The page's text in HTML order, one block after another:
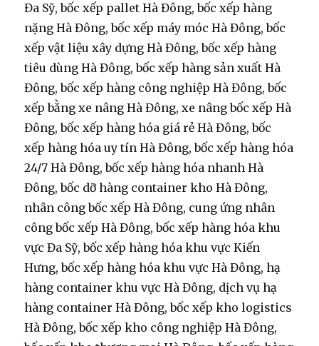
Đa Sỹ, bốc xếp pallet Hà Đông, bốc xếp hàng
nặng Hà Đông, bốc xếp máy móc Hà Đông, bốc
xếp vật liệu xây dựng Hà Đông, bốc xếp hàng
tiêu dùng Hà Đông, bốc xếp hàng sản xuất Hà
Đông, bốc xếp hàng công nghiệp Hà Đông, bốc
xếp bằng xe nâng Hà Đông, xe nâng bốc xếp Hà
Đông, bốc xếp hàng hóa giá rẻ Hà Đông, bốc
xếp hàng hóa uy tín Hà Đông, bốc xếp hàng hóa
24/7 Hà Đông, bốc xếp hàng hóa nhanh Hà
Đông, bốc dỡ hàng container kho Hà Đông,
nhân công bốc xếp Hà Đông, cung ứng nhân
công bốc xếp Hà Đông, bốc xếp hàng hóa khu
vực Đa Sỹ, bốc xếp hàng hóa khu vực Kiến
Hưng, bốc xếp hàng hóa khu vực Hà Đông, hạ
hàng container khu vực Hà Đông, dịch vụ hạ
hàng container Hà Đông, bốc xếp kho logistics
Hà Đông, bốc xếp kho công nghiệp Hà Đông,